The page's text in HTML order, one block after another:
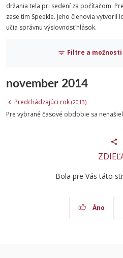
držania tela pri sedení za počítačom.
zase tím Speekle. Jeho členovia
učia správnu výslovnosť hlások.
Filtre a
november 2014
Predchádzajúci rok (2013)
Pre vybrané časové obdobie sa
Bola pre Vás táto
Áno